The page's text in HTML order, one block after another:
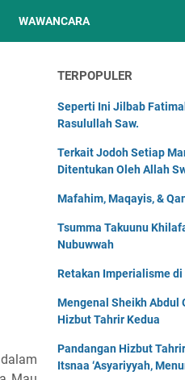
WAWANCARA
TERPOPULER
Seperti Ini Jilbab
Rasulullah Saw.
Terkait Jodoh Setiap
Ditentukan Oleh Allah
Mafahim, Maqayis, &
Tsumma Takuunu
Nubuwwah
Retakan Imperialisme
Mengenal Sheikh Abdul
Hizbut Tahrir Kedua
Pandangan Hizbut
Itsnaa ‘Asyariyyah,